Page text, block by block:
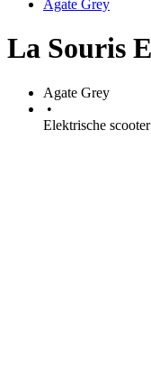
Agate Grey
La Souris
Agate Grey
•
Elektrische